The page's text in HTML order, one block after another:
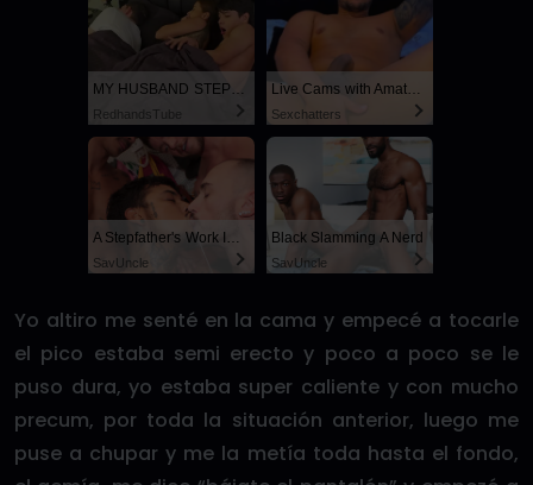
RedhandsTube
Live Cams with Amateur Men
Sexchatters
SayUncle
Black Slamming A Nerd
SayUncle
Yo altiro me senté en la cama y empecé a tocarle
el pico estaba semi erecto y poco a poco se le
puso dura, yo estaba super caliente y con mucho
precum, por toda la situación anterior, luego me
puse a chupar y me la metía toda hasta el fondo,